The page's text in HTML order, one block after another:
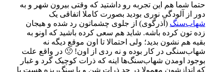
حتما شما هم این تجربه رو داشتید که وقتی بیرون شهر و به
دور از آلودگی نوری بودید بصورت کاملا اتفاقی یک
شهاب‌سنگ (آذرگوی) از جلوی چشماتون رد شده و هیجان
زده تون کرده باشه. شاید هم سعی کرده باشید که اونو به
بقیه هم نشون بدید؛ ولی احتمالا تا اون موقع دیگه نه
شهاب‌سنگی در کار بوده و نه ردی از اون! 🙁 در واقع علت
بوجود اومدن شهاب‌سنگ‌ها اینه که ذرات کوچیک گرد و غبار
که اندازشون معمولا در حد ذرات شن و یا سنگ‌ریزه هست با